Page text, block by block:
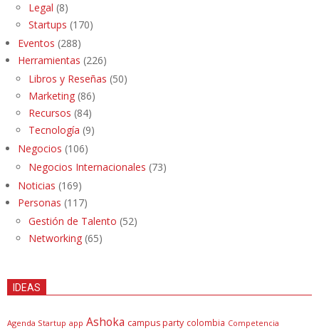
Legal (8)
Startups (170)
Eventos (288)
Herramientas (226)
Libros y Reseñas (50)
Marketing (86)
Recursos (84)
Tecnología (9)
Negocios (106)
Negocios Internacionales (73)
Noticias (169)
Personas (117)
Gestión de Talento (52)
Networking (65)
IDEAS
Agenda Startup app Ashoka campus party colombia Competencia